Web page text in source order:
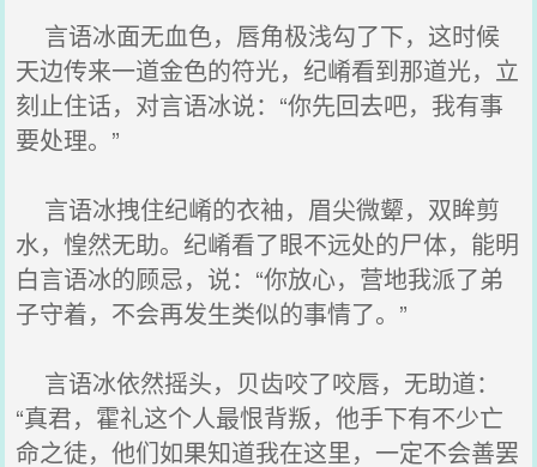
言语冰面无血色，唇角极浅勾了下，这时候
天边传来一道金色的符光，纪崤看到那道光，立
刻止住话，对言语冰说：“你先回去吧，我有事
要处理。”
言语冰拽住纪崤的衣袖，眉尖微颦，双眸剪
水，惶然无助。纪崤看了眼不远处的尸体，能明
白言语冰的顾忌，说：“你放心，营地我派了弟
子守着，不会再发生类似的事情了。”
言语冰依然摇头，贝齿咬了咬唇，无助道：
“真君，霍礼这个人最恨背叛，他手下有不少亡
命之徒，他们如果知道我在这里，一定不会善罢